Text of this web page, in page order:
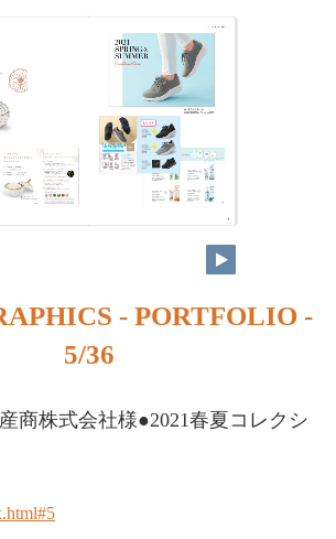
- PORTFOLIO -
5/36
商株式会社様●2021春夏コレクシ